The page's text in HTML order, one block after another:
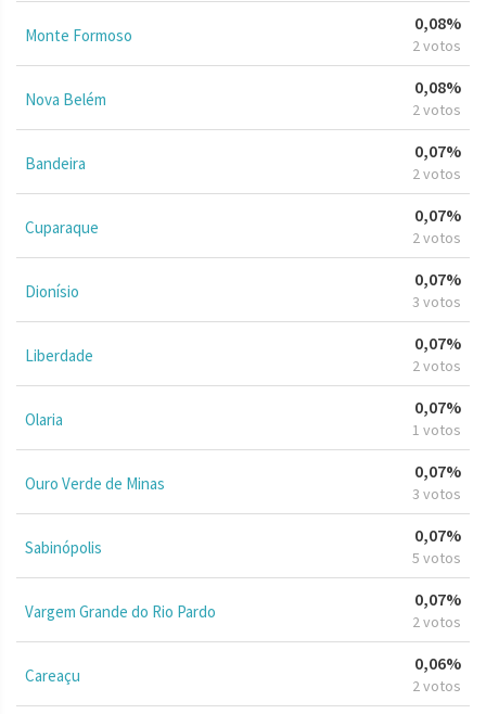
Monte Formoso
0,08%
2 votos
Nova Belém
0,08%
2 votos
Bandeira
0,07%
2 votos
Cuparaque
0,07%
2 votos
Dionísio
0,07%
3 votos
Liberdade
0,07%
2 votos
Olaria
0,07%
1 votos
Ouro Verde de Minas
0,07%
3 votos
Sabinópolis
0,07%
5 votos
Vargem Grande do Rio Pardo
0,07%
2 votos
Careaçu
0,06%
2 votos